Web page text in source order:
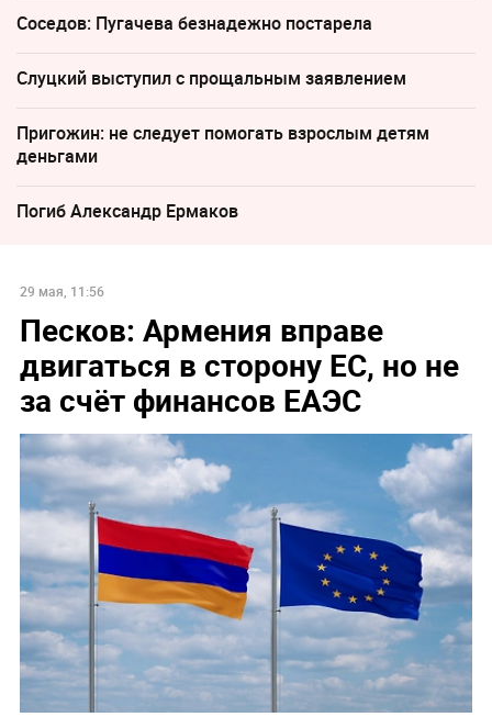
Соседов: Пугачева безнадежно постарела
Слуцкий выступил с прощальным заявлением
Пригожин: не следует помогать взрослым детям
деньгами
Погиб Александр Ермаков
29 мая, 11:56
Песков: Армения вправе
двигаться в сторону ЕС, но не
за счёт финансов ЕАЭС